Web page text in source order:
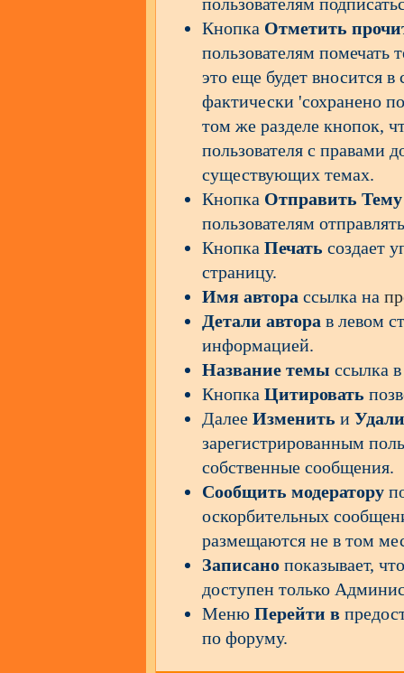
Кнопка Отметить
пользователям помечать
это еще будет вносится
фактически 'сохранено
том же разделе кнопок,
пользователя с правами
существующих темах.
Кнопка Отправить Тему
пользователям
КнопкаПечать создает
страницу.
Имя автора ссылка на
Детали автора в левом
информацией.
Название темы ссылка
КнопкаЦитировать
ДалееИзменить и
зарегистрированным
собственные сообщения.
Сообщить модератору
оскорбительных
размещаются не в том
Записано показывает,
доступен только
МенюПерейти в
по форуму.